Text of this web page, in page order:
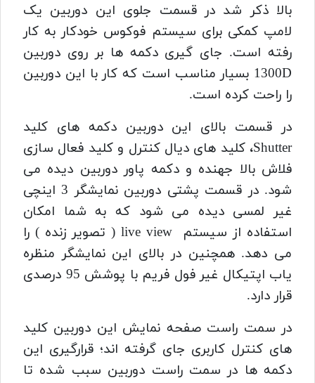
بالا ذکر شد در قسمت جلوی این دوربین یک
لامپ کمکی برای سیستم فوکوس خودکار به کار
رفته است. جای گیری دکمه ها بر روی دوربین
1300D بسیار مناسب است که کار با این دوربین
را راحت کرده است.
در قسمت بالای این دوربین دکمه های کلید
Shutter، کلید های دیال کنترل و کلید فعال سازی
فلاش بالا جهنده و دکمه پاور دوربین دیده می
شود. در قسمت پشتی دوربین نمایشگر 3 اینچی
غیر لمسی دیده می شود که به شما امکان
استفاده از سیستم live view ( تصویر زنده ) را
می دهد. همچنین در بالای این نمایشگر منظره
یاب اپتیکال غیر فول فریم با پوشش 95 درصدی
قرار دارد.
در سمت راست صفحه نمایش این دوربین کلید
های کنترل کاربری جای گرفته اند؛ قرارگیری این
دکمه ها در سمت راست دوربین سبب شده تا